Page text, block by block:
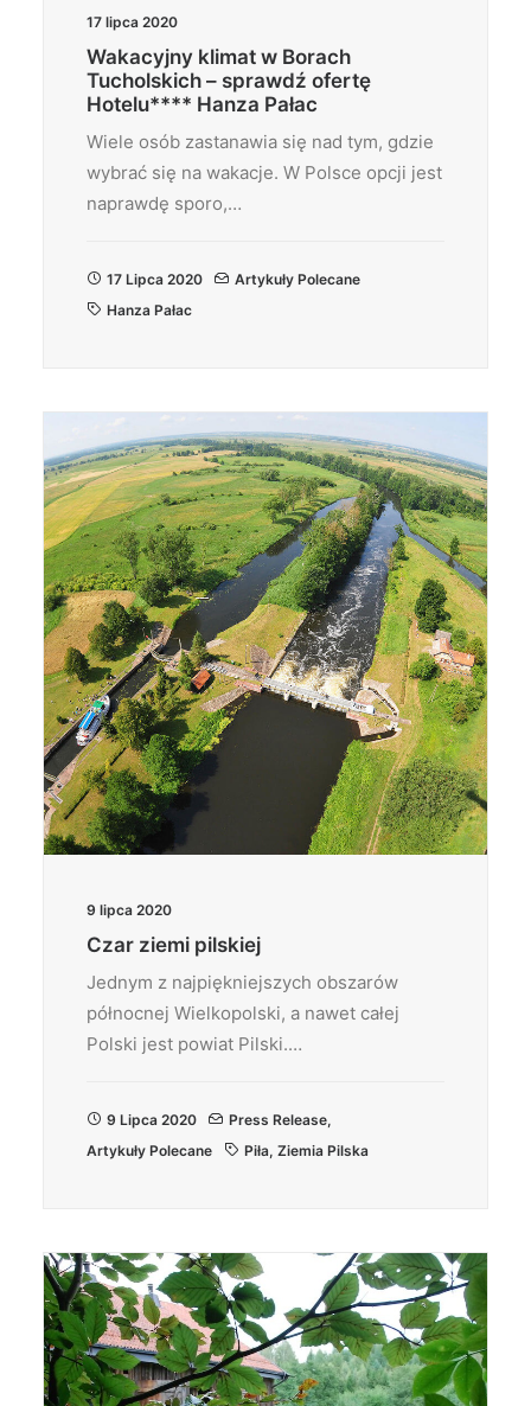
17 lipca 2020
Wakacyjny klimat w Borach
Tucholskich – sprawdź ofertę
Hotelu**** Hanza Pałac
Wiele osób zastanawia się nad tym, gdzie
wybrać się na wakacje. W Polsce opcji jest
naprawdę sporo,…
17 Lipca 2020
Artykuły Polecane
Hanza Pałac
9 lipca 2020
Czar ziemi pilskiej
Jednym z najpiękniejszych obszarów
północnej Wielkopolski, a nawet całej
Polski jest powiat Pilski.…
9 Lipca 2020 Press Release,
Artykuły Polecane
Piła, Ziemia Pilska